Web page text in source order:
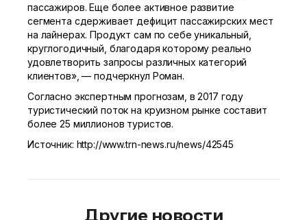
пассажиров. Еще более активное развитие
сегмента сдерживает дефицит пассажирских мест
на лайнерах. Продукт сам по себе уникальный,
круглогодичный, благодаря которому реально
удовлетворить запросы различных категорий
клиентов», — подчеркнул Роман.
Согласно экспертным прогнозам, в 2017 году
туристический поток на круизном рынке составит
более 25 миллионов туристов.
Источник: http://www.trn-news.ru/news/42545
Другие новости